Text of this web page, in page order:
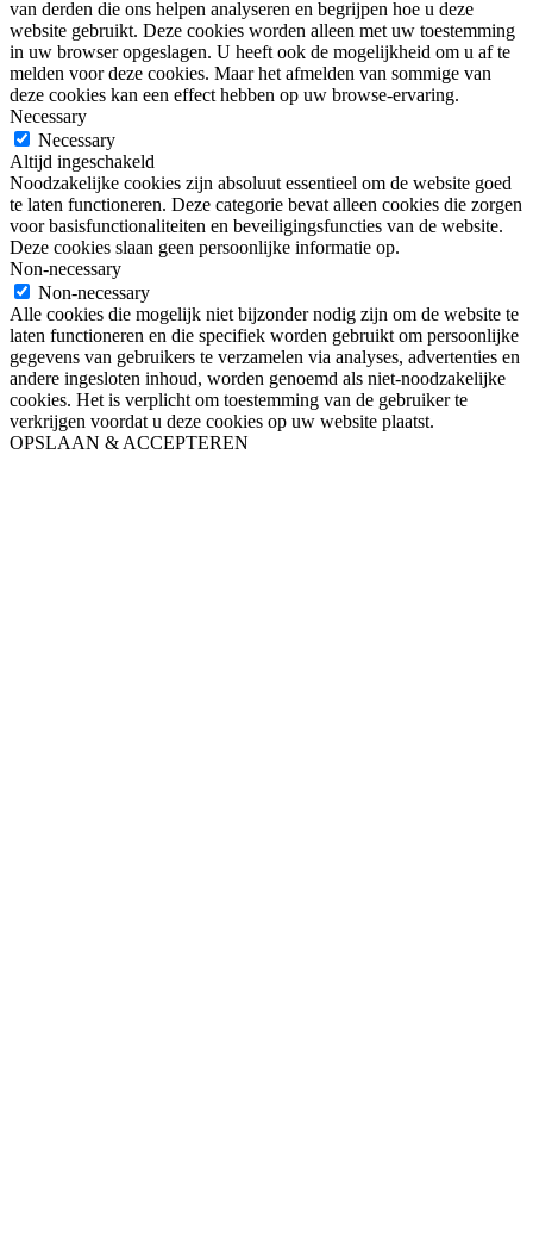
van derden die ons helpen analyseren en begrijpen hoe u deze
website gebruikt. Deze cookies worden alleen met uw toestemming
in uw browser opgeslagen. U heeft ook de mogelijkheid om u af te
melden voor deze cookies. Maar het afmelden van sommige van
deze cookies kan een effect hebben op uw browse-ervaring.
Necessary
Necessary
Altijd ingeschakeld
Noodzakelijke cookies zijn absoluut essentieel om de website goed
te laten functioneren. Deze categorie bevat alleen cookies die zorgen
voor basisfunctionaliteiten en beveiligingsfuncties van de website.
Deze cookies slaan geen persoonlijke informatie op.
Non-necessary
Non-necessary
Alle cookies die mogelijk niet bijzonder nodig zijn om de website te
laten functioneren en die specifiek worden gebruikt om persoonlijke
gegevens van gebruikers te verzamelen via analyses, advertenties en
andere ingesloten inhoud, worden genoemd als niet-noodzakelijke
cookies. Het is verplicht om toestemming van de gebruiker te
verkrijgen voordat u deze cookies op uw website plaatst.
OPSLAAN & ACCEPTEREN